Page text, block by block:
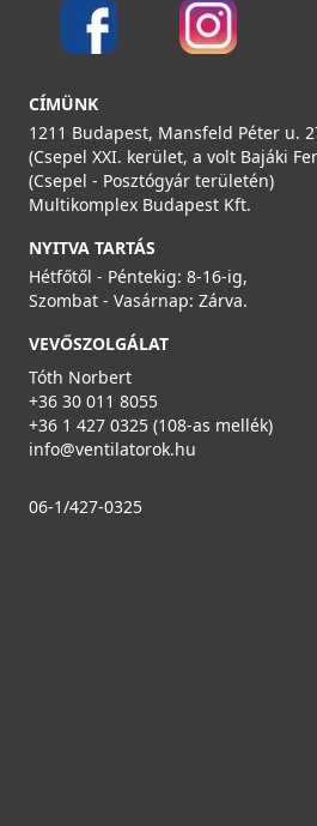
CÍMÜNK
1211 Budapest, Mansfeld Péter u.
(Csepel XXI. kerület, a volt Bajáki
(Csepel - Posztógyár területén)
Multikomplex Budapest Kft.
NYITVA TARTÁS
Hétfőtől - Péntekig: 8-16-ig,
Szombat - Vasárnap: Zárva.
VEVŐSZOLGÁLAT
Tóth Norbert
+36 30 011 8055
+36 1 427 0325 (108-as mellék)
info@ventilatorok.hu
06-1/427-0325